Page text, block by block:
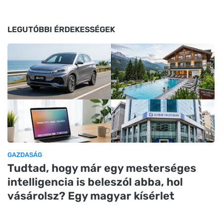
LEGUTÓBBI ÉRDEKESSÉGEK
GAZDASÁG
Tudtad, hogy már egy mesterséges
intelligencia is beleszól abba, hol
vásárolsz? Egy magyar kísérlet